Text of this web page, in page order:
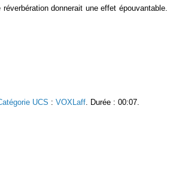
donnerait une effet épouvantable.
UCS : VOXLaff. Durée : 00:07.